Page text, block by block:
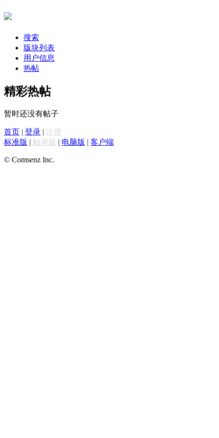
搜索
版块列表
用户信息
热帖
精彩热帖
暂时还没有帖子
首页 | 登录 | 注册
标准版 | 触屏版 | 电脑版 | 客户端
© Comsenz Inc.